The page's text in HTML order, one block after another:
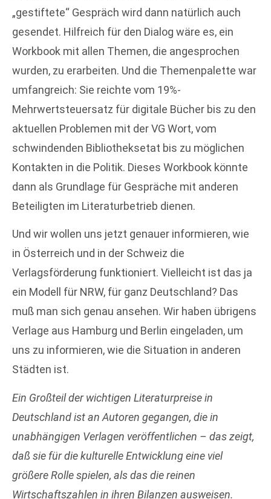
„gestiftete“ Gespräch wird dann natürlich auch
gesendet. Hilfreich für den Dialog wäre es, ein
Workbook mit allen Themen, die angesprochen
wurden, zu erarbeiten. Und die Themenpalette war
umfangreich: Sie reichte vom 19%-
Mehrwertsteuersatz für digitale Bücher bis zu den
aktuellen Problemen mit der VG Wort, vom
schwindenden Bibliotheksetat bis zu möglichen
Kontakten in die Politik. Dieses Workbook könnte
dann als Grundlage für Gespräche mit anderen
Beteiligten im Literaturbetrieb dienen.
Und wir wollen uns jetzt genauer informieren, wie
in Österreich und in der Schweiz die
Verlagsförderung funktioniert. Vielleicht ist das ja
ein Modell für NRW, für ganz Deutschland? Das
muß man sich genau ansehen. Wir haben übrigens
Verlage aus Hamburg und Berlin eingeladen, um
uns zu informieren, wie die Situation in anderen
Städten ist.
Ein Großteil der wichtigen Literaturpreise in
Deutschland ist an Autoren gegangen, die in
unabhängigen Verlagen veröffentlichen – das zeigt,
daß sie für die kulturelle Entwicklung eine viel
größere Rolle spielen, als das die reinen
Wirtschaftszahlen in ihren Bilanzen ausweisen.